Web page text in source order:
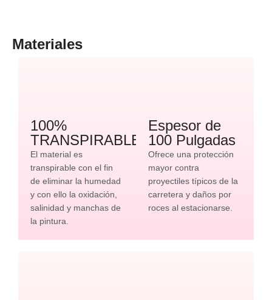
Materiales
100%
TRANSPIRABLE
El material es
transpirable con el fin
de eliminar la humedad
y con ello la oxidación,
salinidad y manchas de
la pintura.
Espesor de
100 Pulgadas
Ofrece una protección
mayor contra
proyectiles típicos de la
carretera y daños por
roces al estacionarse.